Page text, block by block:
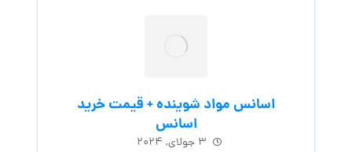
اسانس مواد شوینده + قیمت خرید
اسانس
۳ جولای, ۲۰۲۴